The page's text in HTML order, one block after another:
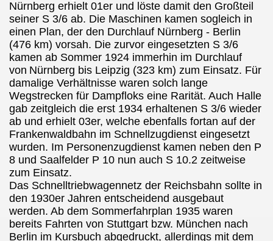
Nürnberg erhielt 01er und löste damit den Großteil
seiner S 3/6 ab. Die Maschinen kamen sogleich in
einen Plan, der den Durchlauf Nürnberg - Berlin
(476 km) vorsah. Die zurvor eingesetzten S 3/6
kamen ab Sommer 1924 immerhin im Durchlauf
von Nürnberg bis Leipzig (323 km) zum Einsatz. Für
damalige Verhältnisse waren solch lange
Wegstrecken für Dampfloks eine Rarität. Auch Halle
gab zeitgleich die erst 1934 erhaltenen S 3/6 wieder
ab und erhielt 03er, welche ebenfalls fortan auf der
Frankenwaldbahn im Schnellzugdienst eingesetzt
wurden. Im Personenzugdienst kamen neben den P
8 und Saalfelder P 10 nun auch S 10.2 zeitweise
zum Einsatz.
Das Schnelltriebwagennetz der Reichsbahn sollte in
den 1930er Jahren entscheidend ausgebaut
werden. Ab dem Sommerfahrplan 1935 waren
bereits Fahrten von Stuttgart bzw. München nach
Berlin im Kursbuch abgedruckt, allerdings mit dem